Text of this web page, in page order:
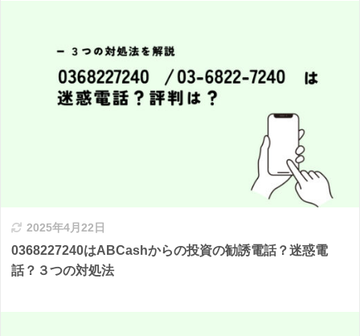
2025年4月22日
0368227240はABCashからの投資の勧誘電話？迷惑電
話？３つの対処法